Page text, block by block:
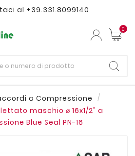
al +39.331.8099140
0
a Compressione
maschio ⌀ 16x1/2" a
Blue Seal PN-16